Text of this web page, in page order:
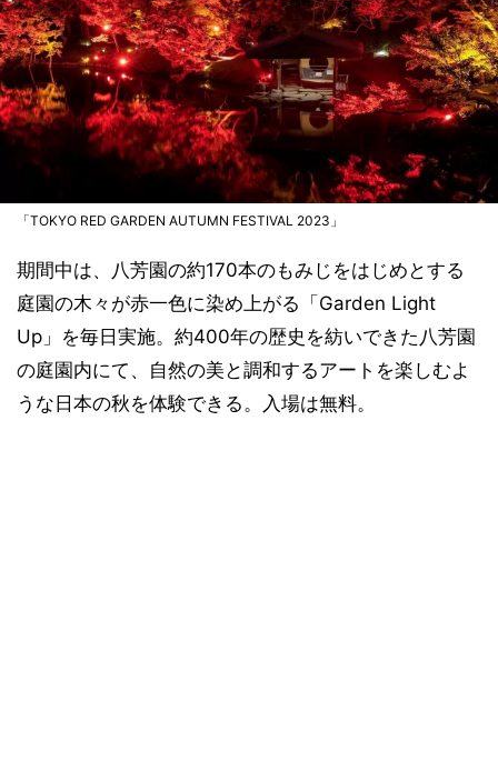
「TOKYO RED GARDEN AUTUMN FESTIVAL 2023」
期間中は、八芳園の約170本のもみじをはじめとする
庭園の木々が赤一色に染め上がる「Garden Light
Up」を毎日実施。約400年の歴史を紡いできた八芳園
の庭園内にて、自然の美と調和するアートを楽しむよ
うな日本の秋を体験できる。入場は無料。